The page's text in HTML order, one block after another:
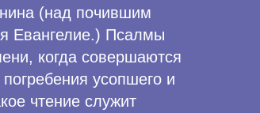
(над почившим
Евангелие.) Псалмы
когда совершаются
усопшего и
чтение служит